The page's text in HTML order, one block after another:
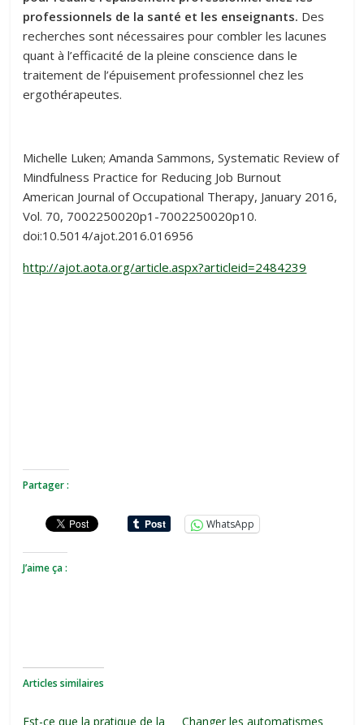
professionnels de la santé et les enseignants. Des
recherches sont nécessaires pour combler les lacunes
quant à l’efficacité de la pleine conscience dans le
traitement de l’épuisement professionnel chez les
ergothérapeutes.
Michelle Luken; Amanda Sammons, Systematic Review of
Mindfulness Practice for Reducing Job Burnout
American Journal of Occupational Therapy, January 2016,
Vol. 70, 7002250020p1-7002250020p10.
doi:10.5014/ajot.2016.016956
http://ajot.aota.org/article.aspx?articleid=2484239
Partager :
WhatsApp
J’aime ça :
Articles similaires
Est-ce que la pratique de la Changer les automatismes